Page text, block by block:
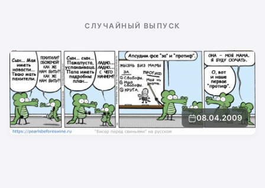
СЛУЧАЙНЫЙ ВЫПУСК
08.04.2009